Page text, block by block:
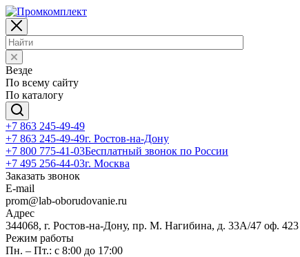
Везде
По всему сайту
По каталогу
+7 863 245-49-49
+7 863 245-49-49г. Ростов-на-Дону
+7 800 775-41-03Бесплатный звонок по России
+7 495 256-44-03г. Москва
Заказать звонок
E-mail
prom@lab-oborudovanie.ru
Адрес
344068, г. Ростов-на-Дону, пр. М. Нагибина, д. 33А/47 оф. 423
Режим работы
Пн. – Пт.: с 8:00 до 17:00